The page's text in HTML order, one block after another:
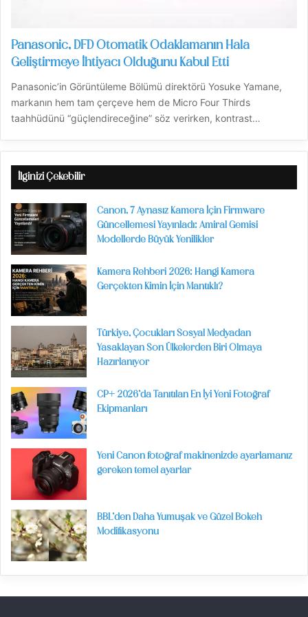
Panasonic, DFD Otomatik Odaklamanın Hala
Geliştirmeye İhtiyacı Olduğunu Kabul Etti
Panasonic’in Görüntüleme Bölümü direktörü Yosuke Yamane,
markanın hem tam çerçeve hem de Micro Four Thirds
taahhüdünü “güçlendireceğine” söz verirken, kontrast…
İlginizi Çekebilir
Canon, 7 Aynasız Kamera İçin Firmware
Güncellemesi Yayınladı: Amiral Gemisi
Modellerde Büyük Yenilikler
Kamera Rehberi 2026: Hangi Kamera
Gerçekten Kimin İçin Mantıklı?
Türkiye, Çocukları Sosyal Medyadan
Yasaklayan Son Ülkelerden Biri Olmaya
Hazırlanıyor
CP+ 2026’da Tanıtılan En İyi Yeni Fotoğraf
Ekipmanları
Yeni Canon fotoğraf makinenizde ayarlamanız
gereken temel ayarlar
BBL’den Daha Yumuşak ve Güzel Bokeh
Modifikasyonu